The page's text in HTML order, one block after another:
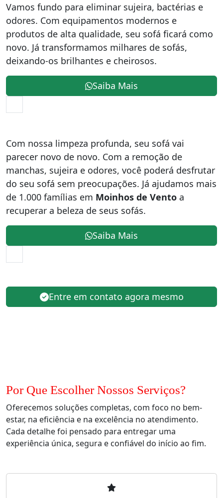
Vamos fundo para eliminar sujeira, bactérias e
odores. Com equipamentos modernos e
produtos de alta qualidade, seu sofá ficará como
novo. Já transformamos milhares de sofás,
deixando-os brilhantes e cheirosos.
Saiba Mais
Com nossa limpeza profunda, seu sofá vai
parecer novo de novo. Com a remoção de
manchas, sujeira e odores, você poderá desfrutar
do seu sofá sem preocupações. Já ajudamos mais
de 1.000 famílias em Moinhos de Vento a
recuperar a beleza de seus sofás.
Saiba Mais
Entre em contato agora mesmo
Por Que Escolher Nossos Serviços?
Oferecemos soluções completas, com foco no bem-
estar, na eficiência e na excelência no atendimento.
Cada detalhe foi pensado para entregar uma
experiência única, segura e confiável do início ao fim.